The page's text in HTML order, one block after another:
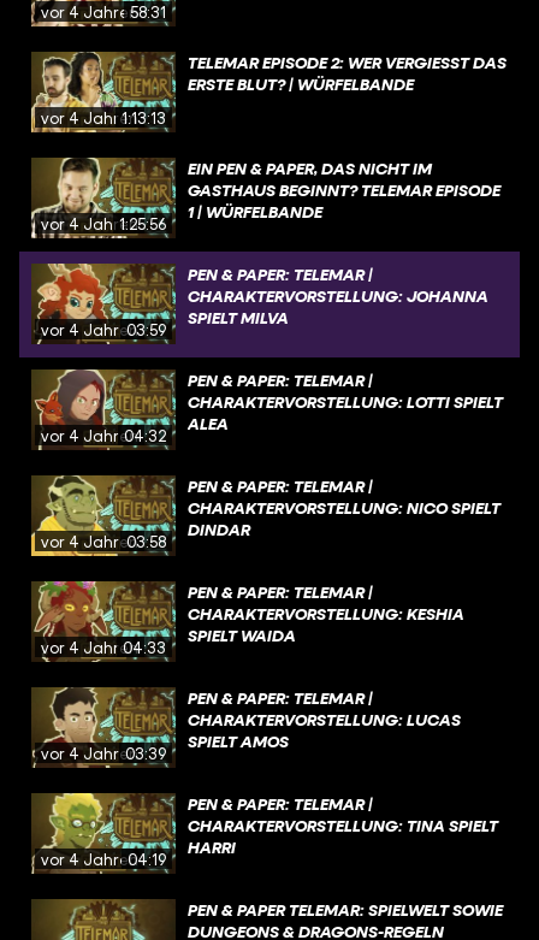
vor 4 Jahren58:31
vor 4 Jahren1:13:13
TELEMAR EPISODE 2: WER VERGIESST DAS E
RSTE BLUT? | WÜRFELBANDE
vor 4 Jahren1:25:56
EIN PEN & PAPER, DAS NICHT IM
GASTHAUS BEGINNT? TELEMAR EPISODE
1 | WÜRFELBANDE
vor 4 Jahren03:59
PEN & PAPER: TELEMAR |
CHARAKTERVORSTELLUNG: JOHANNA
SPIELT MILVA
vor 4 Jahren04:32
PEN & PAPER: TELEMAR |
CHARAKTERVORSTELLUNG: LOTTI SPIELT
ALEA
vor 4 Jahren03:58
PEN & PAPER: TELEMAR |
CHARAKTERVORSTELLUNG: NICO SPIELT
DINDAR
vor 4 Jahren04:33
PEN & PAPER: TELEMAR |
CHARAKTERVORSTELLUNG: KESHIA
SPIELT WAIDA
vor 4 Jahren03:39
PEN & PAPER: TELEMAR |
CHARAKTERVORSTELLUNG: LUCAS
SPIELT AMOS
vor 4 Jahren04:19
PEN & PAPER: TELEMAR |
CHARAKTERVORSTELLUNG: TINA SPIELT
HARRI
PEN & PAPER TELEMAR: SPIELWELT SOWIE
DUNGEONS & DRAGONS-REGELN